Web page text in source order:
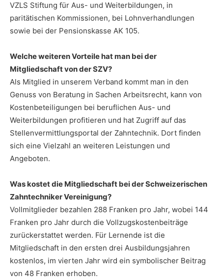
VZLS Stiftung für Aus- und Weiterbildungen, in
paritätischen Kommissionen, bei Lohnverhandlungen
sowie bei der Pensionskasse AK 105.
Welche weiteren Vorteile hat man bei der
Mitgliedschaft von der SZV?
Als Mitglied in unserem Verband kommt man in den
Genuss von Beratung in Sachen Arbeitsrecht, kann von
Kostenbeteiligungen bei beruflichen Aus- und
Weiterbildungen profitieren und hat Zugriff auf das
Stellenvermittlungsportal der Zahntechnik. Dort finden
sich eine Vielzahl an weiteren Leistungen und
Angeboten.
Was kostet die Mitgliedschaft bei der Schweizerischen
Zahntechniker Vereinigung?
Vollmitglieder bezahlen 288 Franken pro Jahr, wobei 144
Franken pro Jahr durch die Vollzugskostenbeiträge
zurückerstattet werden. Für Lernende ist die
Mitgliedschaft in den ersten drei Ausbildungsjahren
kostenlos, im vierten Jahr wird ein symbolischer Beitrag
von 48 Franken erhoben.